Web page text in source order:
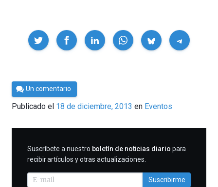
Compartir
Por
Cultura
Cientifica
Un comentario
Publicado el 18 de diciembre, 2013 en Eventos
SUSCRIBIRME
Suscríbete a nuestro boletín de noticias diario para
recibir artículos y otras actualizaciones.
Suscribirme